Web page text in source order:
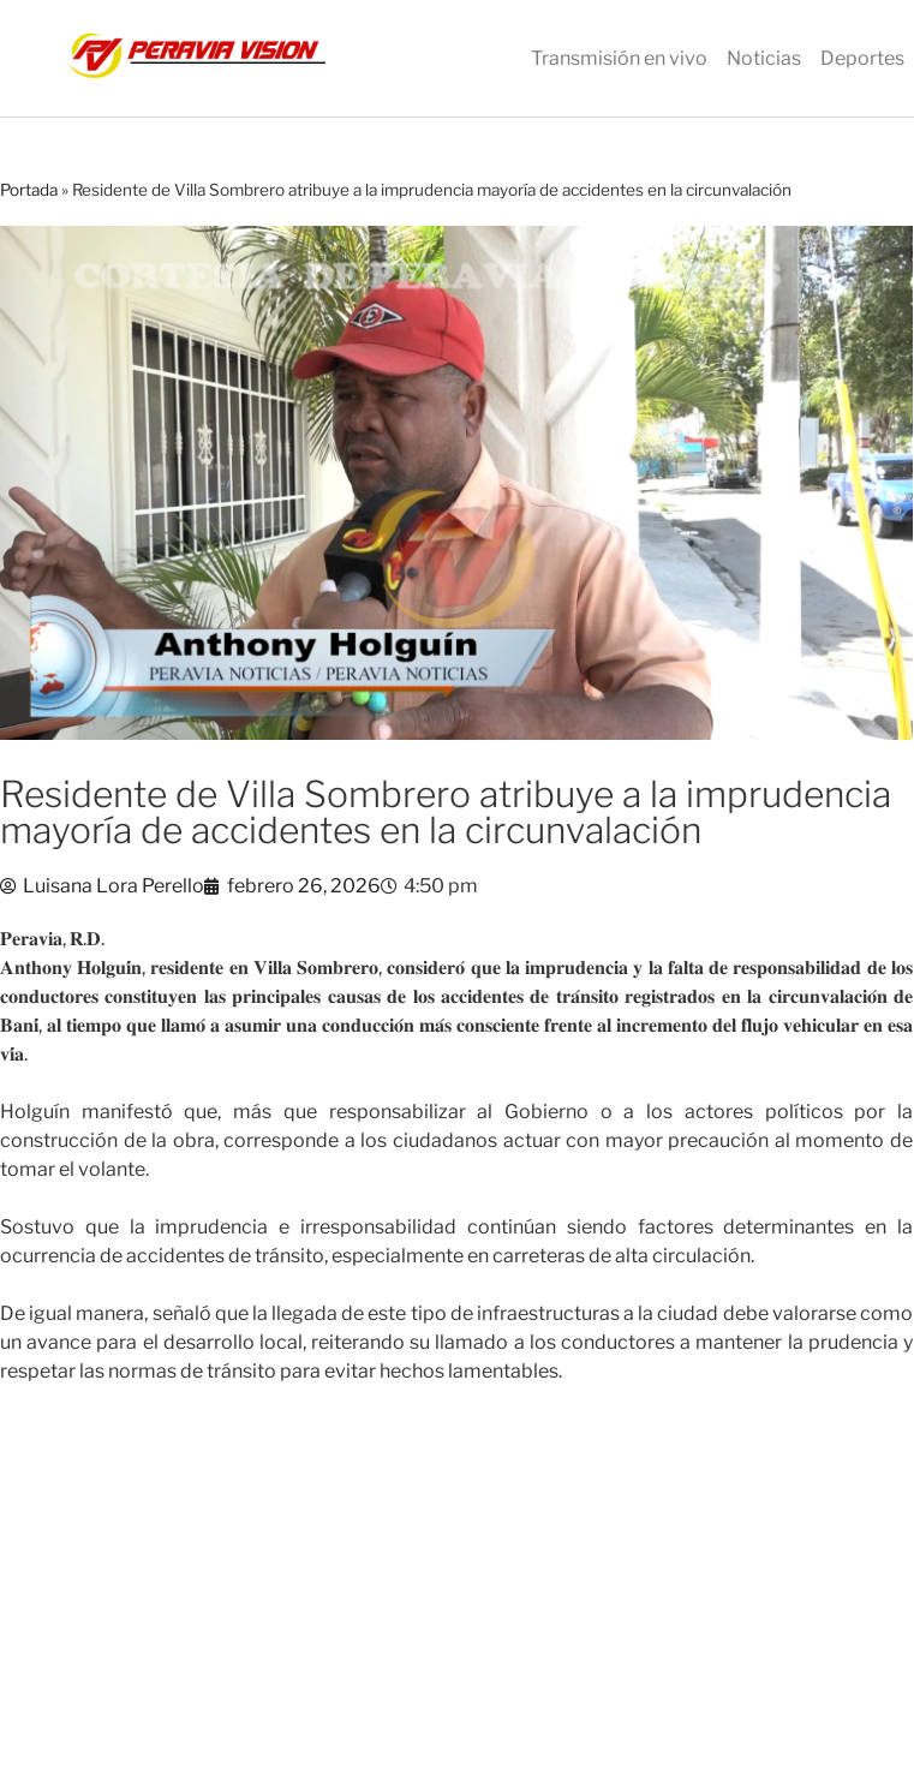
Transmisión en vivo Noticias Deportes
Portada» Residente de Villa Sombrero atribuye a la imprudencia mayoría de accidentes en la circunvalación
Residente de Villa Sombrero atribuye a la imprudencia
mayoría de accidentes en la circunvalación
Luisana Lora Perello febrero 26, 2026 4:50 pm
𝐏𝐞𝐫𝐚𝐯𝐢𝐚, 𝐑.𝐃.
𝐀𝐧𝐭𝐡𝐨𝐧𝐲 𝐇𝐨𝐥𝐠𝐮𝐢́𝐧, 𝐫𝐞𝐬𝐢𝐝𝐞𝐧𝐭𝐞 𝐞𝐧 𝐕𝐢𝐥𝐥𝐚 𝐒𝐨𝐦𝐛𝐫𝐞𝐫𝐨, 𝐜𝐨𝐧𝐬𝐢𝐝𝐞𝐫𝐨́ 𝐪𝐮𝐞 𝐥𝐚 𝐢𝐦𝐩𝐫𝐮𝐝𝐞𝐧𝐜𝐢𝐚 𝐲 𝐥𝐚 𝐟𝐚𝐥𝐭𝐚 𝐝𝐞 𝐫𝐞𝐬𝐩𝐨𝐧𝐬𝐚𝐛𝐢𝐥𝐢𝐝𝐚𝐝 𝐝𝐞 𝐥𝐨𝐬
𝐜𝐨𝐧𝐝𝐮𝐜𝐭𝐨𝐫𝐞𝐬 𝐜𝐨𝐧𝐬𝐭𝐢𝐭𝐮𝐲𝐞𝐧 𝐥𝐚𝐬 𝐩𝐫𝐢𝐧𝐜𝐢𝐩𝐚𝐥𝐞𝐬 𝐜𝐚𝐮𝐬𝐚𝐬 𝐝𝐞 𝐥𝐨𝐬 𝐚𝐜𝐜𝐢𝐝𝐞𝐧𝐭𝐞𝐬 𝐝𝐞 𝐭𝐫𝐚́𝐧𝐬𝐢𝐭𝐨 𝐫𝐞𝐠𝐢𝐬𝐭𝐫𝐚𝐝𝐨𝐬 𝐞𝐧 𝐥𝐚 𝐜𝐢𝐫𝐜𝐮𝐧𝐯𝐚𝐥𝐚𝐜𝐢𝐨́𝐧 𝐝𝐞
𝐁𝐚𝐧𝐢́, 𝐚𝐥 𝐭𝐢𝐞𝐦𝐩𝐨 𝐪𝐮𝐞 𝐥𝐥𝐚𝐦𝐨́ 𝐚 𝐚𝐬𝐮𝐦𝐢𝐫 𝐮𝐧𝐚 𝐜𝐨𝐧𝐝𝐮𝐜𝐜𝐢𝐨́𝐧 𝐦𝐚́𝐬 𝐜𝐨𝐧𝐬𝐜𝐢𝐞𝐧𝐭𝐞 𝐟𝐫𝐞𝐧𝐭𝐞 𝐚𝐥 𝐢𝐧𝐜𝐫𝐞𝐦𝐞𝐧𝐭𝐨 𝐝𝐞𝐥 𝐟𝐥𝐮𝐣𝐨 𝐯𝐞𝐡𝐢𝐜𝐮𝐥𝐚𝐫 𝐞𝐧 𝐞𝐬𝐚
𝐯𝐢́𝐚.
Holguín manifestó que, más que responsabilizar al Gobierno o a los actores políticos por la
construcción de la obra, corresponde a los ciudadanos actuar con mayor precaución al momento de
tomar el volante.
Sostuvo que la imprudencia e irresponsabilidad continúan siendo factores determinantes en la
ocurrencia de accidentes de tránsito, especialmente en carreteras de alta circulación.
De igual manera, señaló que la llegada de este tipo de infraestructuras a la ciudad debe valorarse como
un avance para el desarrollo local, reiterando su llamado a los conductores a mantener la prudencia y
respetar las normas de tránsito para evitar hechos lamentables.